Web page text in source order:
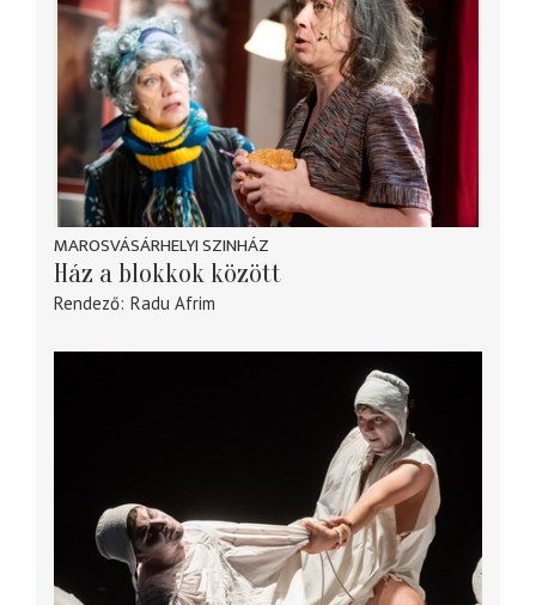
MAROSVÁSÁRHELYI SZINHÁZ
Ház a blokkok között
Rendező Radu Afrim